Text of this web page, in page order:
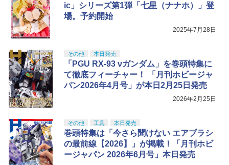
ic」シリーズ第1弾「七星（ナナホ）」登
場。予約開始
2025年7月28日
その他 本日発売
「PGU RX-93 νガンダム」を巻頭特集に
て徹底フィーチャー！ 「月刊ホビージャ
パン2026年4月号」が本日2月25日発売
2026年2月25日
その他 工具 本日発売
巻頭特集は「今さら聞けない エアブラシ
の最前線【2026】」が掲載！「月刊ホビ
ージャパン 2026年6月号」本日発売